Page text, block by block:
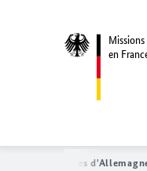
en
- Nouvelles